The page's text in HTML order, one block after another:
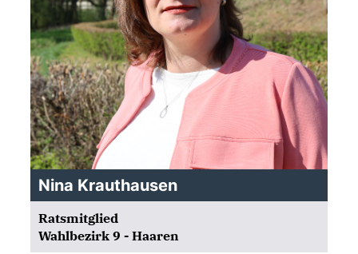
Nina Krauthausen
Ratsmitglied
Wahlbezirk 9 - Haaren